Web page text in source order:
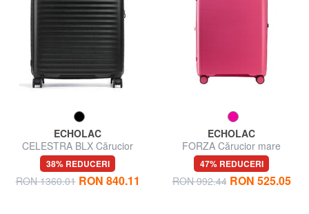
ECHOLAC
CELESTRA BLX Cărucior
mare extensibil
38% REDUCERI
RON 1360.01 RON 840.11
ECHOLAC
FORZA Cărucior mare
extensibil
47% REDUCERI
RON 992.44 RON 525.05